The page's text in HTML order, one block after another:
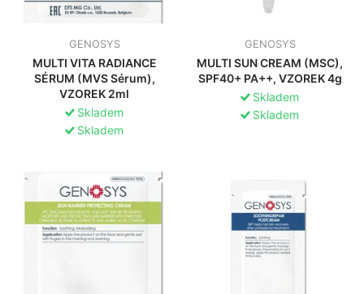
GENOSYS
MULTI VITA RADIANCE
SÉRUM (MVS Sérum),
VZOREK 2ml
Skladem
Skladem
GENOSYS
MULTI SUN CREAM (MSC),
SPF40+ PA++, VZOREK 4g
Skladem
Skladem